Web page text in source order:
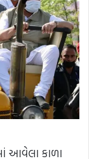
આવેલા કાળા